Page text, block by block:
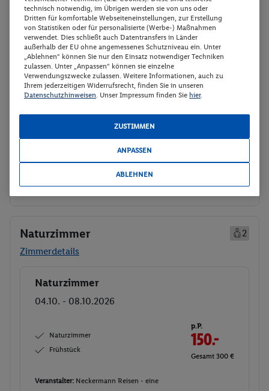
Buchen
Naturzimmer Plus
05.10. - 09.10.2026
Naturzimmer Plus
Frühstück
150.-
Gesamt 300 €
Anex Tour GmbH
Buchen
14 weitere Angebote anzeigen
Naturzimmer
2
Zimmerdetails
Buchen
Naturzimmer
04.10. - 08.10.2026
Naturzimmer
Frühstück
p.P.
150.-
Gesamt 300 €
Veranstalter: Neckermann Reisen - eine
technisch notwendig, im Übrigen werden sie von uns oder
Dritten für komfortable Webseiteneinstellungen, zur Erstellung
von Statistiken oder für personalisierte (Werbe-) Maßnahmen
verwendet. Dies schließt auch Datentransfers in Länder
außerhalb der EU ohne angemessenes Schutzniveau ein. Unter
„Ablehnen“ können Sie nur den Einsatz notwendiger Techniken
zulassen. Unter „Anpassen“ können sie einzelne
Verwendungszwecke zulassen. Weitere Informationen, auch zu
Ihrem jederzeitigen Widerrufsrecht, finden Sie in unseren
Datenschutzhinweisen . Unser Impressum finden Sie hier.
ZUSTIMMEN
ANPASSEN
ABLEHNEN